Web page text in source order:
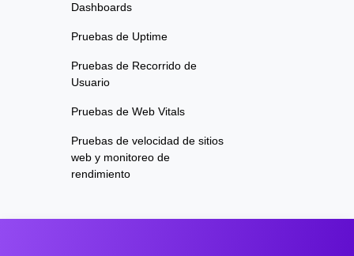
Dashboards
Pruebas de Uptime
Pruebas de Recorrido de
Usuario
Pruebas de Web Vitals
Pruebas de velocidad de sitios
web y monitoreo de
rendimiento